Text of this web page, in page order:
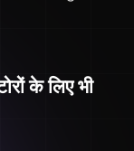
के लिए भी